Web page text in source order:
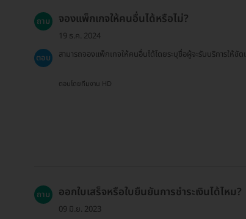
ถาม จองแพ็กเกจให้คนอื่นได้หรือไม่?
19 ธ.ค. 2024
ตอบ
สามารถจองแพ็กเกจให้คนอื่นได้โดยระบุชื่อผู้จะรับบริการให้ชัด
ตอบโดยทีมงาน HD
ถาม ออกใบเสร็จหรือใบยืนยันการชำระเงินได้ไหม?
09 มิ.ย. 2023